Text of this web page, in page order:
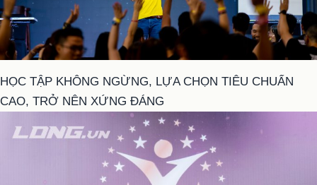
HỌC TẬP KHÔNG NGỪNG, LỰA CHỌN TIÊU CHUẨN
CAO, TRỞ NÊN XỨNG ĐÁNG